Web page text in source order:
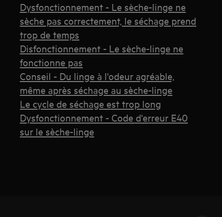
Dysfonctionnement - Le sèche-linge ne
sèche pas correctement, le séchage prend
trop de temps
Disfonctionnement - Le sèche-linge ne
fonctionne pas
Conseil - Du linge à l'odeur agréable,
même après séchage au sèche-linge
Le cycle de séchage est trop long
Dysfonctionnement - Code d'erreur E40
sur le sèche-linge